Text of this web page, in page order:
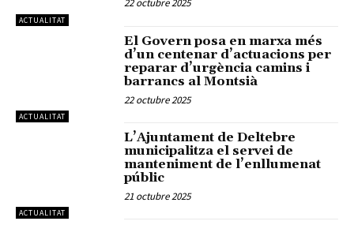
ACTUALITAT
22 octubre 2025
ACTUALITAT
El Govern posa en marxa més
d’un centenar d’actuacions per
reparar d’urgència camins i
barrancs al Montsià
22 octubre 2025
ACTUALITAT
L’Ajuntament de Deltebre
municipalitza el servei de
manteniment de l’enllumenat
públic
21 octubre 2025